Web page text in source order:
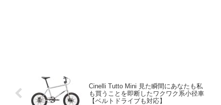
Cinelli Tutto Mini 見た瞬間にあなたも私
も買うことを即断したワクワク系小径車
【ベルトドライブも対応】